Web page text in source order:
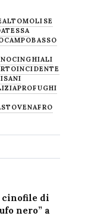
ALTOMOLISE
ATESSA
CAMPOBASSO
CINGHIALI
INCIDENTE
PROFUGHI
VENAFRO
cinofile di
nero” a